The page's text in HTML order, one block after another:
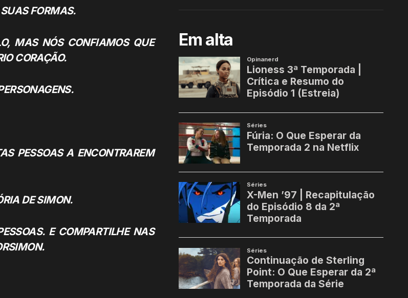
FORMAS.
MAS NÓS CONFIAMOS QUE
CORAÇÃO.
PESSOAS A ENCONTRAREM
DE SIMON.
E COMPARTILHE NAS
Em alta